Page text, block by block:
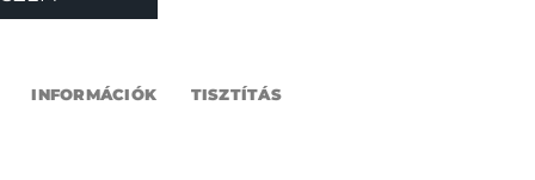
INFORMÁCIÓK TISZTÍTÁS